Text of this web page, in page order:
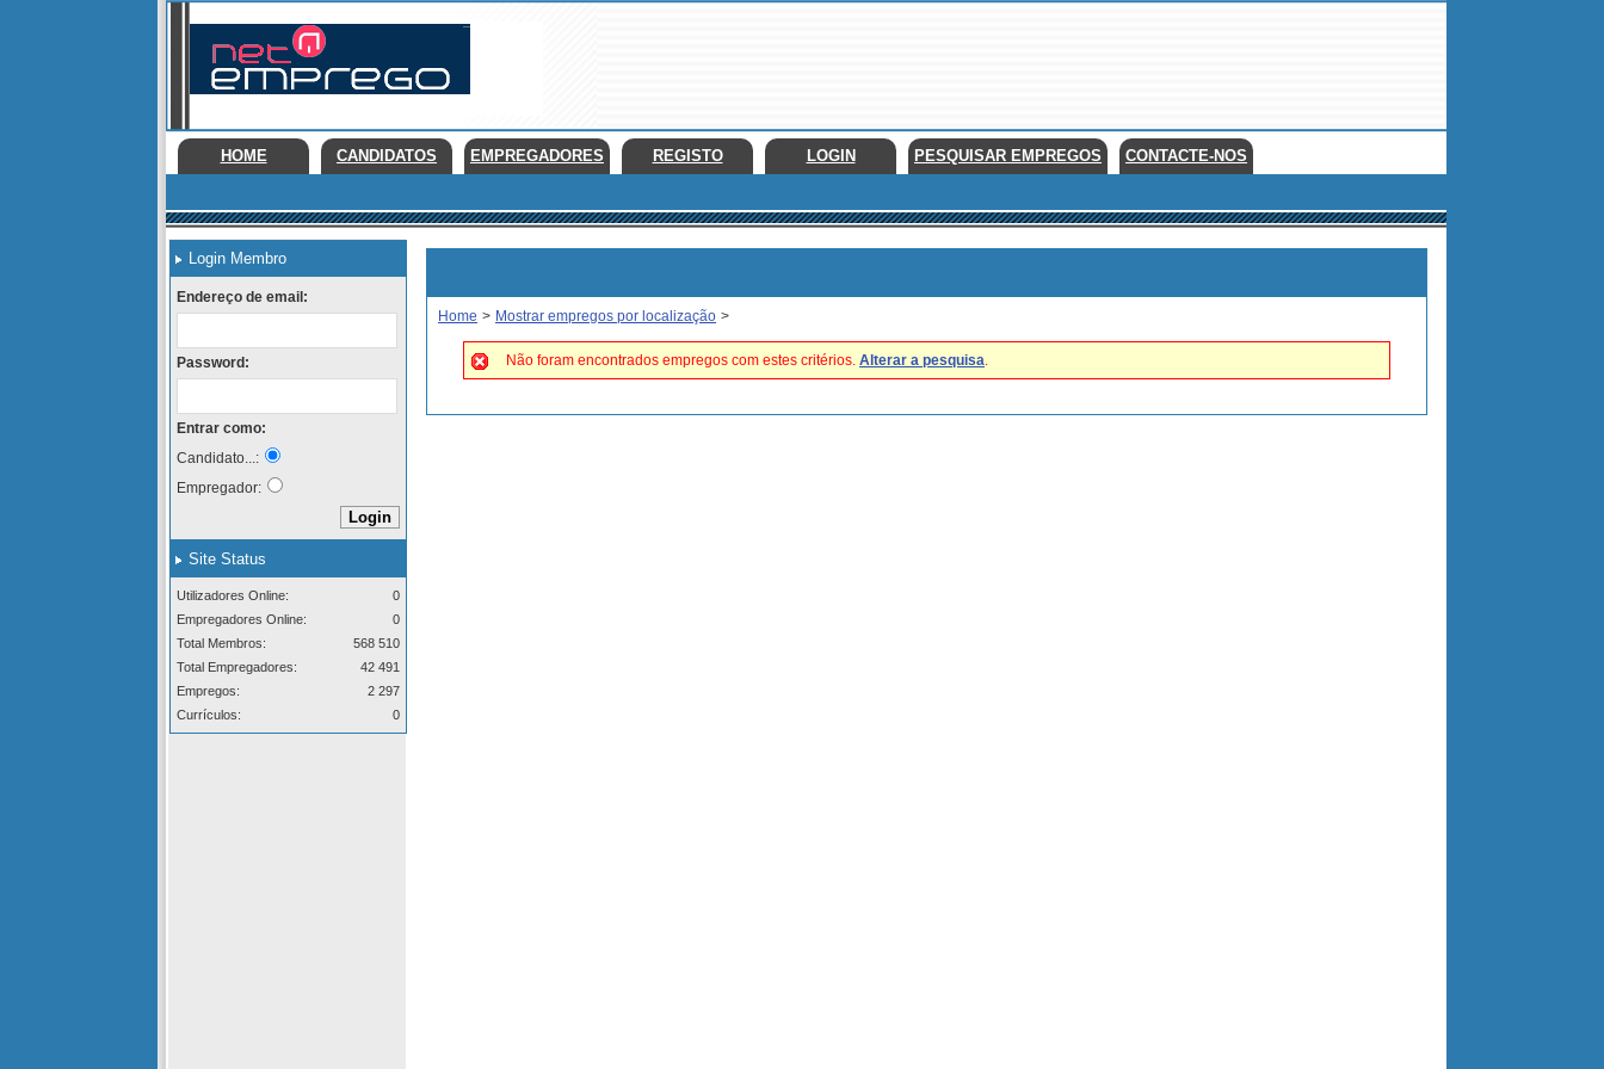
HOME CANDIDATOS EMPREGADORES REGISTO LOGIN PESQUISAR EMPREGOS CONTACTE-NOS
Login Membro
Endereço de email:
Password:
Entrar como:
Candidato...:
Empregador:
Site Status
Utilizadores Online:
0
Empregadores Online:
0
Total Membros:
568 510
Total Empregadores:
42 491
Empregos:
2 297
Currículos:
0
Home > Mostrar empregos por localização >
Não foram encontrados empregos com estes critérios. Alterar a pesquisa.